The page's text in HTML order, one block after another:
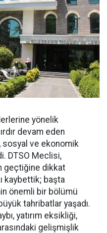
yönelik
devam eden
sosyal ve ekonomik
DTSO Meclisi,
geçtiğine dikkat
kaybettik; başta
önemli bir bölümü
tahribatlar yaşadı.
yatırım eksikliği,
gelişmişlik